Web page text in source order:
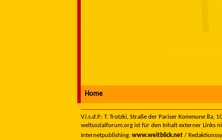
Home
V.i.s.d.P.: T. Trotzki, Straße der Pariser Kommune
weltsozialforum.org ist für den Inhalt externer Links
Internetpublishing: www.weitblick.net /